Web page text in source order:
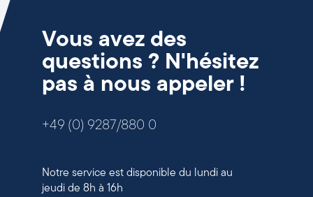
Vous avez des
questions ? N'hésitez
pas à nous appeler !
+49 (0) 9287/880 0
Notre service est disponible du lundi au
jeudi de 8h à 16h